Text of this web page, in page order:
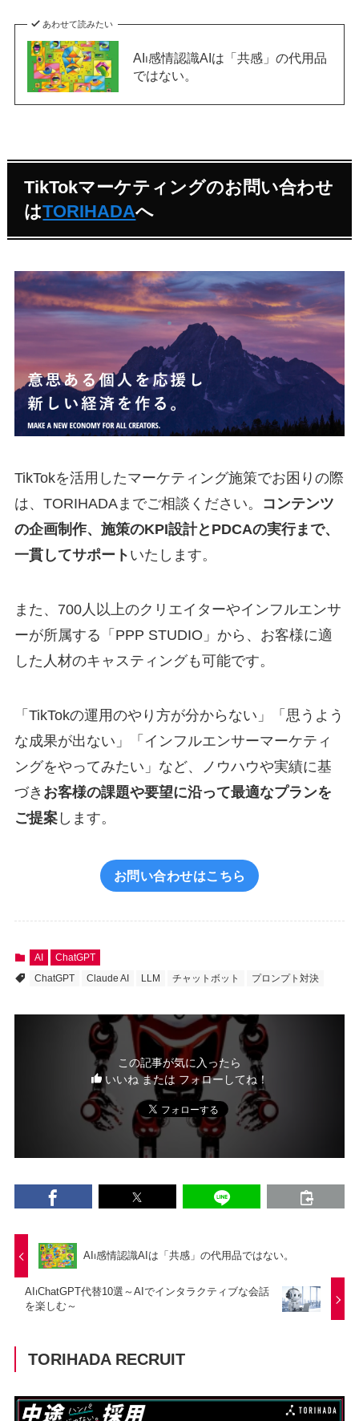
あわせて読みたい
AI⏐感情認識AIは「共感」の代用品
ではない。
TikTokマーケティングのお問い合わせ
はTORIHADAへ
TikTokを活用したマーケティング施策でお困りの際
は、TORIHADAまでご相談ください。
コンテンツ
の企画制作、施策のKPI設計とPDCAの実行まで、
一貫してサポート いたします。
また、700人以上のクリエイターやインフルエンサ
ーが所属する「PPP STUDIO」から、お客様に適
した人材のキャスティングも可能です。
「TikTokの運用のやり方が分からない」「思うよう
な成果が出ない」「インフルエンサーマーケティ
ングをやってみたい」など、ノウハウや実績に基
づき お客様の課題や要望に沿って最適なプランを
ご提案します。
お問い合わせはこちら
AI
ChatGPT
ChatGPT
Claude AI LLM チャットボット プロンプト対決
この記事が気に入ったら
いいね または フォローしてね！
AI⏐感情認識AIは「共感」の代用品ではない。
AI⏐ChatGPT代替10選～AIでインタラクティブな会話
を楽しむ～
TORIHADA RECRUIT